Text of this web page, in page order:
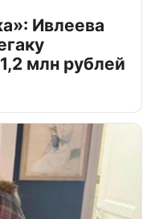
Ивлеева
млн рублей